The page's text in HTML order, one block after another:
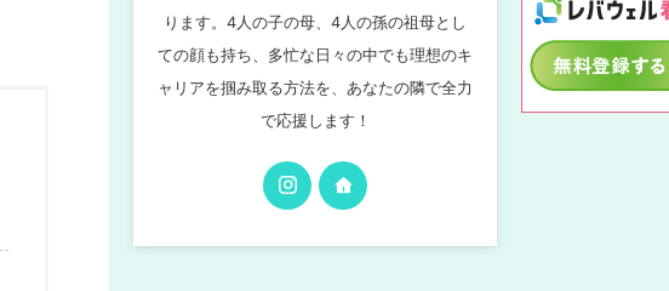
ります。4人の子の母、4人の孫の祖母とし
ての顔も持ち、多忙な日々の中でも理想のキ
ャリアを掴み取る方法を、あなたの隣で全力
で応援します！